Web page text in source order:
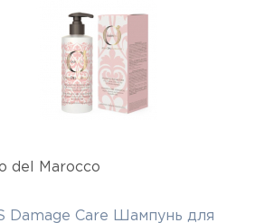
del Marocco
Damage Care Шампунь для